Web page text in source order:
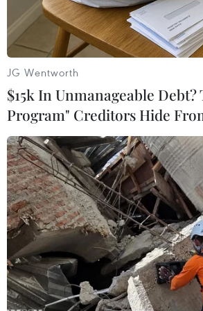
Tùy vào vấn đề da mắt mà bạn
nếp nhăn, bọng mắt hay quầng
cho mình một sản phẩm chăm
hợp nhé.
1. The Body Shop Drops Of
Healthy Brightening Eye
đồng)
JG Wentworth
$15k In Unmanageable Debt?
Program" Creditors Hide